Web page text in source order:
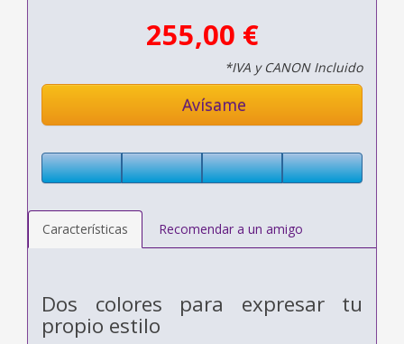
255,00 €
*IVA y CANON Incluido
Avísame
Características Recomendar a un amigo
Dos colores para expresar tu
propio estilo